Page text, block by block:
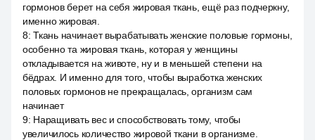
гормонов берет на себя жировая ткань, ещё раз подчеркну,
именно жировая.
8:Ткань начинает вырабатывать женские половые гормоны,
особенно та жировая ткань, которая у женщины
откладывается на животе, ну и в меньшей степени на
бёдрах. И именно для того, чтобы выработка женских
половых гормонов не прекращалась, организм сам
начинает
9: Наращивать вес и способствовать тому, чтобы
увеличилось количество жировой ткани в организме.